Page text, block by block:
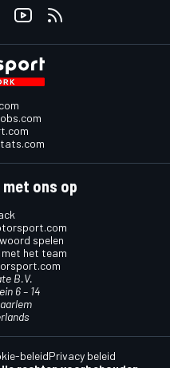
ons op
spelen
het team
B.V.
6 – 14
beleidPrivacy beleid